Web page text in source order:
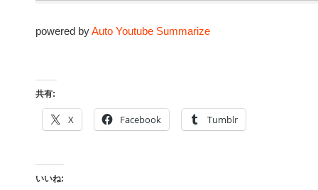
powered byAuto Youtube Summarize
共有:
X Facebook Tumblr
いいね: